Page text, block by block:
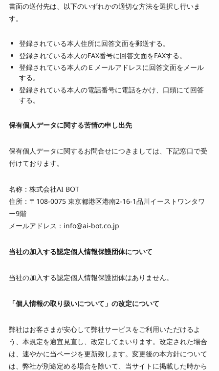
書面の送付先は、以下のいずれかの適切な方法を選択し行いま
す。
登録されている本人住所に回答文面を郵送する。
登録されている本人のFAX番号に回答文面をFAXする。
登録されている本人のＥメールアドレスに回答文面をメール
する。
登録されている本人の電話番号に電話をかけ、口頭にて回答
する。
保有個人データに関する苦情の申し出先
保有個人データに関するお問合せにつきましては、下記窓口で受
付けております。
名称：株式会社AI BOT
住所：〒108-0075 東京都港区港南2-16-1品川イーストワンタワ
ー9階
メールアドレス：info@ai-bot.co.jp
当社の加入する認定個人情報保護団体について
当社の加入する認定個人情報保護団体はありません。
「個人情報の取り扱いについて」の改定について
弊社はお客さまが安心して弊社サービスをご利用いただけるよ
う、本規定を適宜見直し、改定してまいります。改定された場合
は、速やかに当ページを更新致します。変更後の本方針について
は、弊社が別途定める場合を除いて、当サイトに掲載した時から